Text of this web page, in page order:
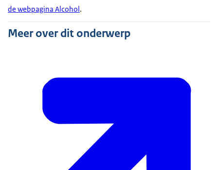
de webpagina Alcohol.
Meer over dit onderwerp